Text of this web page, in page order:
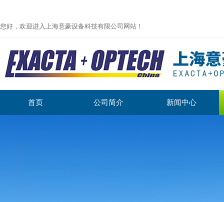
您好，欢迎进入上海意豪设备科技有限公司网站！
首页 公司简介 新闻中心